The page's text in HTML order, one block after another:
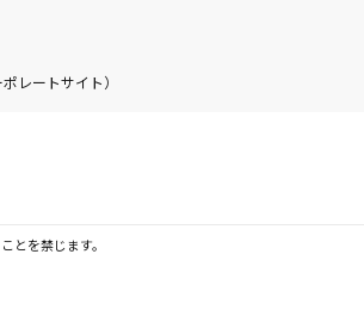
レートサイト）
とを禁じます。